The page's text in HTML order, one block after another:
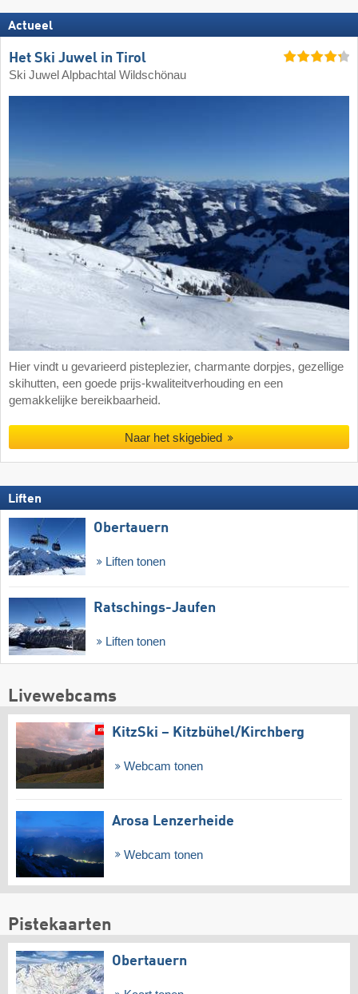
Actueel
Het Ski Juwel in Tirol
Ski Juwel Alpbachtal Wildschönau
Hier vindt u gevarieerd pisteplezier, charmante dorpjes, gezellige
skihutten, een goede prijs-kwaliteitverhouding en een
gemakkelijke bereikbaarheid.
Naar het skigebied
Liften
Obertauern
Liften tonen
Ratschings-Jaufen
Liften tonen
Livewebcams
KitzSki – Kitzbühel/​Kirchberg
Webcam tonen
Arosa Lenzerheide
Webcam tonen
Pistekaarten
Obertauern